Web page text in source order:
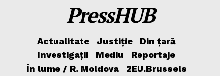
PressHUB
Actualitate Justiție
Din țară
Investigații
Mediu
Reportaje
În lume / R. Moldova
2EU.Brussels